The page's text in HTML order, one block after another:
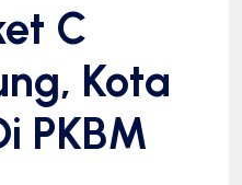
C
Kota
PKBM